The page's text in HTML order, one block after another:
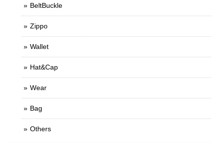
BeltBuckle
Zippo
Wallet
Hat&Cap
Wear
Bag
Others